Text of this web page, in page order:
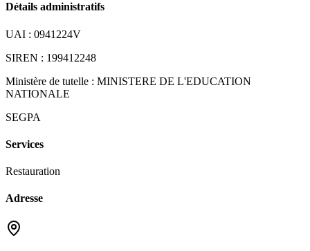
Détails administratifs
UAI : 0941224V
SIREN : 199412248
Ministère de tutelle : MINISTERE DE L'EDUCATION
NATIONALE
SEGPA
Services
Restauration
Adresse